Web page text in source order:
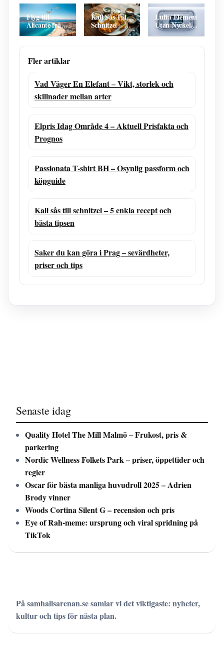
banker Fotboll –
Derbystatistik
Och Historia
brottsofferförespråkare
Flyg till
Alicante från
Göteborg –
ALC Biljetter
Kall Sås Till
Schnitzel – 5
Enkla Recept
Tipsen
Lufta Element
Utan Nyckel –
Säkert och
Fler artiklar
Vad Väger En Elefant – Vikt, storlek och
skillnader mellan arter
Elpris Idag Område 4 – Aktuell Prisfakta och
Prognos
Passionata T-shirt BH – Osynlig passform och
köpguide
Kall sås till schnitzel – 5 enkla recept och
bästa tipsen
Saker du kan göra i Prag – sevärdheter,
priser och tips
Senaste idag
Quality Hotel The Mill Malmö – Frukost, pris &
parkering
Nordic Wellness Folkets Park – priser, öppettider och
regler
Oscar för bästa manliga huvudroll 2025 – Adrien
Brody vinner
Woods Cortina Silent G – recension och pris
Eye of Rah-meme: ursprung och viral spridning på
TikTok
På samhallsarenan.se samlar vi det viktigaste: nyheter,
kultur och tips för nästa plan.